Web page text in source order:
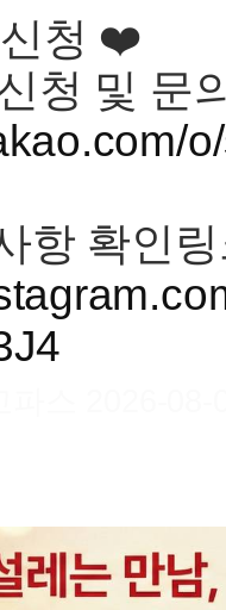
청 ❤️
청 및 문
항 확인